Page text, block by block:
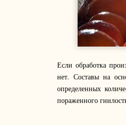
Если обработка
нет. Составы на
определенных
пораженного